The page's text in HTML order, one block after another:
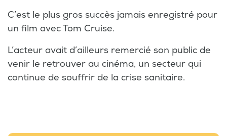
C’est le plus gros succès jamais enregistré pour
un film avec Tom Cruise.
L’acteur avait d’ailleurs remercié son public de
venir le retrouver au cinéma, un secteur qui
continue de souffrir de la crise sanitaire.